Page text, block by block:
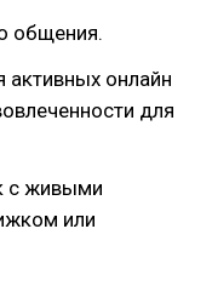
общения.
онлайн
для
с живыми
или